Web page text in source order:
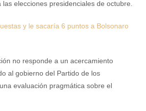
las elecciones presidenciales de octubre.
y le sacaría 6 puntos a Bolsonaro
no responde a un acercamiento
al gobierno del Partido de los
evaluación pragmática sobre el